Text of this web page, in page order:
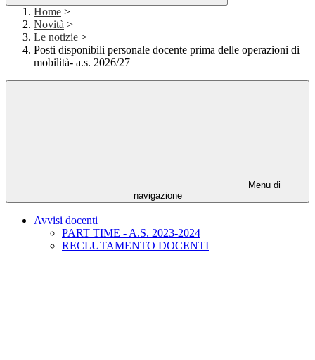
Home >
Novità >
Le notizie >
Posti disponibili personale docente prima delle operazioni di
mobilità- a.s. 2026/27
Menu di
navigazione
Avvisi docenti
PART TIME - A.S. 2023-2024
RECLUTAMENTO DOCENTI